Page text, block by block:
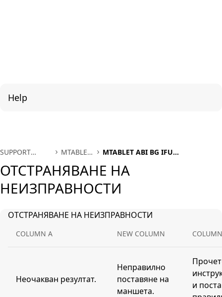
Help
SUPPORT
MTABLET
MTABLET ABI BG IFU
NEIZPRAVNOSTI
ОТСТРАНЯВАНЕ НА
НЕИЗПРАВНОСТИ
ОТСТРАНЯВАНЕ НА НЕИЗПРАВНОСТИ
COLUMN A NEW COLUMN
Неочакван резултат.
Неправилно
поставяне на
маншета.
и